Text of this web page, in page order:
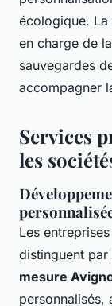
écologique.
en charge de
sauvegardes
accompagner
Services
les
Les
distinguent par
mesure
personnalisés,